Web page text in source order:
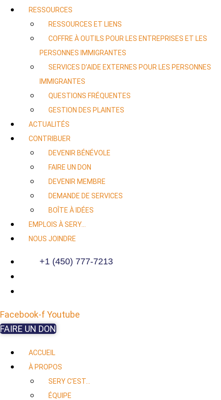
RESSOURCES
RESSOURCES ET LIENS
COFFRE À OUTILS POUR LES ENTREPRISES ET LES
PERSONNES IMMIGRANTES
SERVICES D’AIDE EXTERNES POUR LES PERSONNES
IMMIGRANTES
QUESTIONS FRÉQUENTES
GESTION DES PLAINTES
ACTUALITÉS
CONTRIBUER
DEVENIR BÉNÉVOLE
FAIRE UN DON
DEVENIR MEMBRE
DEMANDE DE SERVICES
BOÎTE À IDÉES
EMPLOIS À SERY…
NOUS JOINDRE
+1 (450) 777-7213
Facebook-fYoutube
FAIRE UN DON
ACCUEIL
À PROPOS
SERY C’EST…
ÉQUIPE